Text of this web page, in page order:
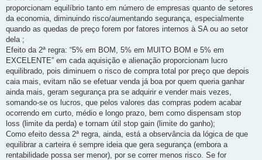
proporcionam equilíbrio tanto em número de empresas quanto de setores
da economia, diminuindo risco/aumentando segurança, especialmente
quando as quedas de preço forem por fatores internos à SA ou ao setor
dela ;
Efeito da 2ª regra: “5% em BOM, 5% em MUITO BOM e 5% em
EXCELENTE” em cada aquisição e alienação proporcionam lucro
equilibrado, pois diminuem o risco de compra total por preço que depois
caia mais, evitam não se efetuar venda já boa por quem queria ganhar
ainda mais, geram segurança pra se adquirir e vender mais vezes,
somando-se os lucros, que pelos valores das compras podem acabar
ocorrendo em curto, médio e longo prazo, bem como dispensam stop
loss (limite da perda) e tornam útil stop gain (limite do ganho);
Como efeito dessa 2ª regra, ainda, está a observância da lógica de que
equilibrar a carteira é sempre ideia que gera segurança (embora a
rentabilidade possa ser menor), por se correr menos risco. Se for